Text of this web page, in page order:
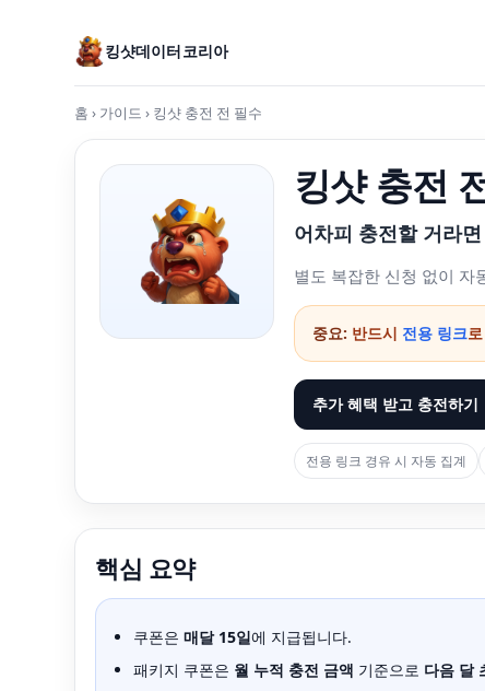
킹샷데이터코리아
홈 › 가이드 › 킹샷 충전 전 필수
킹샷 충전
어차피 충전할 거라
별도 복잡한 신청 없이 자
중요: 반드시 전용 링크
추가 혜택 받고 충전하기
전용 링크 경유 시 자동 집계
핵심 요약
쿠폰은 매달 15일에 지급됩니다.
패키지 쿠폰은 월 누적 충전 금액 기준으로 다음 달